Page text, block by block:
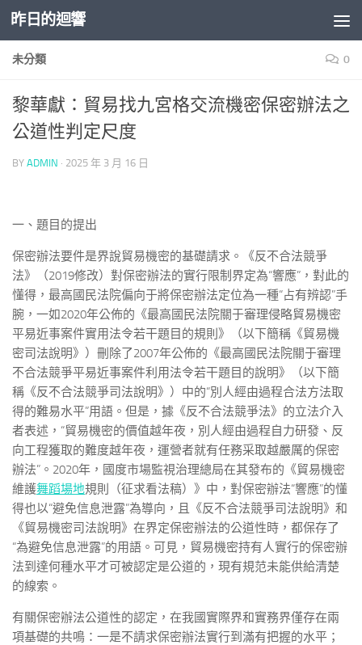
Skip to content
昨日的迴響
未分類 0
黎華獻：貿易找九宮格交流機密保密辦法之
公道性判定尺度
BY ADMIN · 2025 年 3 月 16 日
一、題目的提出
保密辦法要件是界說貿易機密的基礎請求。《反不合法競爭
法》（2019修改）對保密辦法的實行限制界定為“響應”，對此的
懂得，最高國民法院偏向于將保密辦法定位為一種“占有辨認”手
腕，一如2020年公佈的《最高國民法院關于審理侵略貿易機密
平易近事案件實用法令若干題目的規則》（以下簡稱《貿易機
密司法說明》）刪除了2007年公佈的《最高國民法院關于審理
不合法競爭平易近事案件利用法令若干題目的說明》（以下簡
稱《反不合法競爭司法說明》）中的“別人經由過程合法方法取
得的難易水平”用語。但是，據《反不合法競爭法》的立法介入
者表述，“貿易機密的價值越年夜，別人經由過程自力研發、反
向工程獲取的難度越年夜，運營者就有任務采取越嚴厲的保密
辦法”。2020年，國度市場監視治理總局在其發布的《貿易機密
維護舞蹈場地規則（征求看法稿）》中，對保密辦法“響應”的懂
得也以“避免信息泄露”為導向，且《反不合法競爭司法說明》和
《貿易機密司法說明》在界定保密辦法的公道性時，都保存了
“為避免信息泄露”的用語。可見，貿易機密持有人實行的保密辦
法到達何種水平才可被認定是公道的，現有規范未能供給清楚
的線索。
有關保密辦法公道性的認定，在我國實際界和實務界僅存在兩
項基礎的共鳴：一是不請求保密辦法實行到滿有把握的水平；